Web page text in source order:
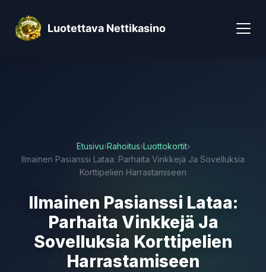
Luotettava Nettikasino
Etusivu›Rahoitus›Luottokortit›
Ilmainen Pasianssi Lataa: Parhaita Vinkkejä Ja Sovelluksia
Korttipelien Harrastamiseen
Ilmainen Pasianssi Lataa:
Parhaita Vinkkejä Ja
Sovelluksia Korttipelien
Harrastamiseen